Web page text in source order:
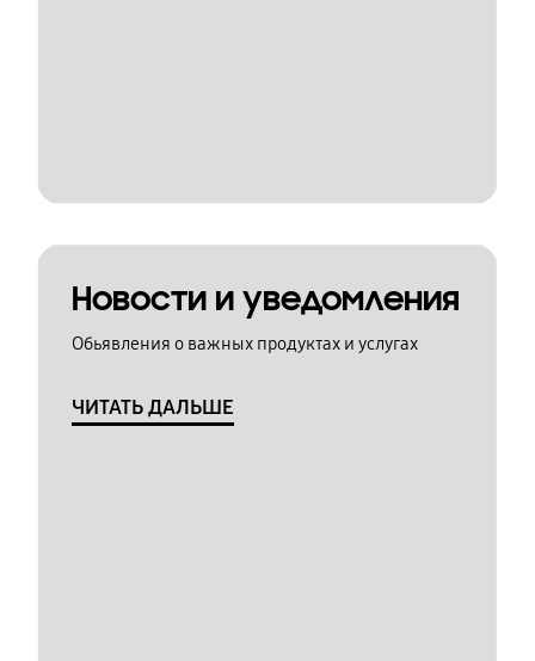
Новости и уведомления
Обьявления о важных продуктах и услугах
ЧИТАТЬ ДАЛЬШЕ